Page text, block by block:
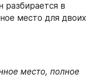
разбирается в
место для двоих
место, полное